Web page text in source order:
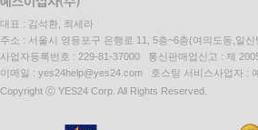
대표 : 김석환, 최세라
주소 : 서울시 영등포구 은행로 11, 5층~6층(여의도동,일신
사업자등록번호 : 229-81-37000 통신판매업신고 : 제
이메일 : yes24help@yes24.com 호스팅 서비스사업자 :